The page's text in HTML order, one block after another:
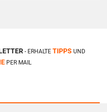
- ERHALTE TIPPS UND
PER MAIL